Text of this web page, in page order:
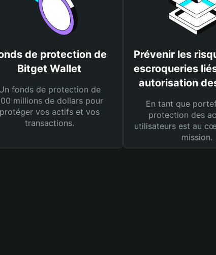
de protection de
Bitget Wallet
fonds de protection de
millions de dollars pour
protéger vos actifs et vos
transactions.
Prévenir les
escroqueries
autorisation
En tant que
protection des
utilisateurs est au
mission.